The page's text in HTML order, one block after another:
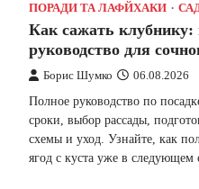
ПОРАДИ ТА ЛАФЙХАКИ
Как сажать клубнику:
руководство для
Борис Шумко 06.08.2026
Полное руководство по
сроки, выбор рассады,
схемы и уход. Узнайте, как
ягод с куста уже в следующем